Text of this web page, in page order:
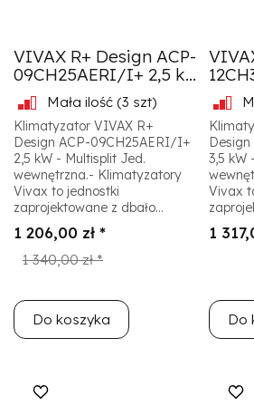
VIVAX R+ Design ACP-
09CH25AERI/I+ 2,5 k...
Mała ilość (3 szt)
Klimatyzator VIVAX R+
Design ACP-09CH25AERI/I+
2,5 kW - Multisplit Jed.
wewnętrzna.- Klimatyzatory
Vivax to jednostki
zaprojektowane z dbało...
1 206,00 zł *
1 340,00 zł *
Do koszyka
3,5 kW
Vivax
1
Do